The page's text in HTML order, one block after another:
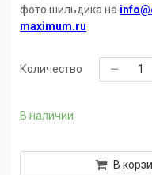
В наличии
фото шильдика на
maximum.ru
Количество
В